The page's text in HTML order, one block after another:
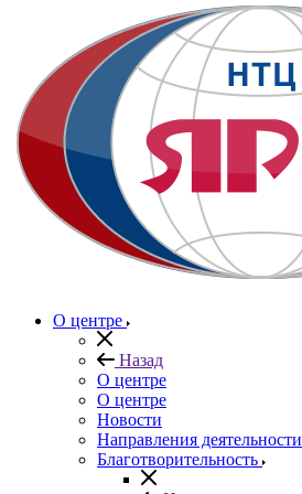
О центре
Назад
О центре
О центре
Новости
Направления деятельности
Благотворительность